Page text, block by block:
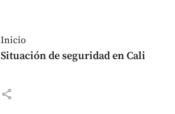
Inicio
Situación de seguridad en Cali
share